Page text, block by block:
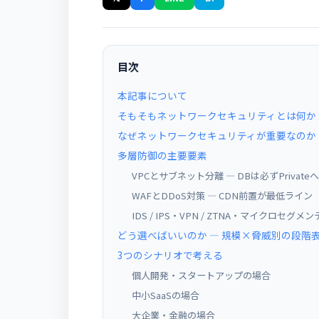
目次
本記事について
そもそもネットワークセキュリティとは何か
なぜネットワークセキュリティが重要なのか
多層防御の主要要素
VPCとサブネット分離 ― DBは必ずPrivateへ
WAFとDDoS対策 ― CDN前置が最低ライン
IDS / IPS・VPN / ZTNA・マイクロセグメン
どう選べばいいのか ― 規模×脅威別の段階
3つのシナリオで考える
個人開発・スタートアップの場合
中小SaaSの場合
大企業・金融の場合